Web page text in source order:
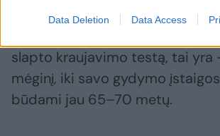
Data Deletion Data Access
slapto kraujavimo testą, tai yra
mėginį, iki savo gydymo
būdami jau 65–70 metų.